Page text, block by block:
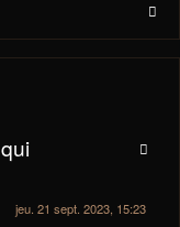
jeu. 21 sept. 2023, 15:23